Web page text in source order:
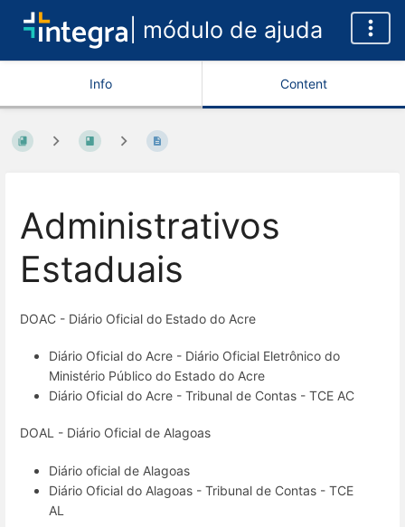
| módulo de ajuda
Info Content
Administrativos
Estaduais
DOAC - Diário Oficial do Estado do Acre
Diário Oficial do Acre - Diário Oficial Eletrônico do
Ministério Público do Estado do Acre
Diário Oficial do Acre - Tribunal de Contas - TCE AC
DOAL - Diário Oficial de Alagoas
Diário oficial de Alagoas
Diário Oficial do Alagoas - Tribunal de Contas - TCE
AL